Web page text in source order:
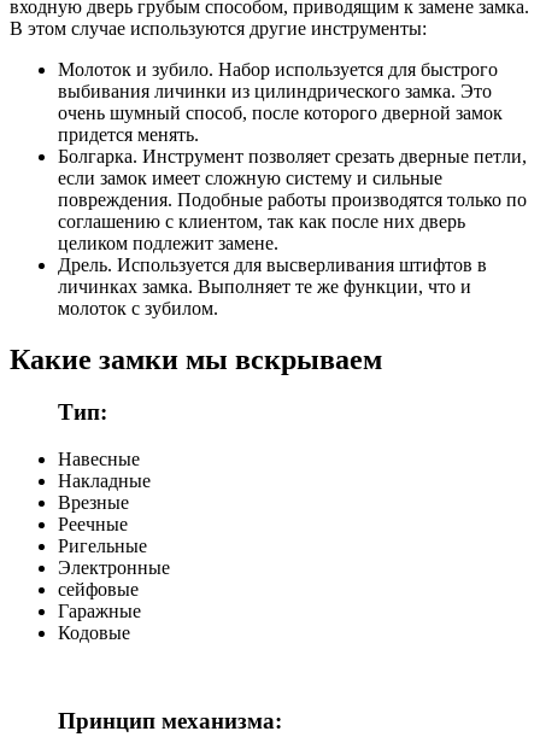
входную дверь грубым способом, приводящим к замене замка.
В этом случае используются другие инструменты:
Молоток и зубило. Набор используется для быстрого
выбивания личинки из цилиндрического замка. Это
очень шумный способ, после которого дверной замок
придется менять.
Болгарка. Инструмент позволяет срезать дверные петли,
если замок имеет сложную систему и сильные
повреждения. Подобные работы производятся только по
соглашению с клиентом, так как после них дверь
целиком подлежит замене.
Дрель. Используется для высверливания штифтов в
личинках замка. Выполняет те же функции, что и
молоток с зубилом.
Какие замки мы вскрываем
Тип:
Навесные
Накладные
Врезные
Реечные
Ригельные
Электронные
сейфовые
Гаражные
Кодовые
Принцип механизма: